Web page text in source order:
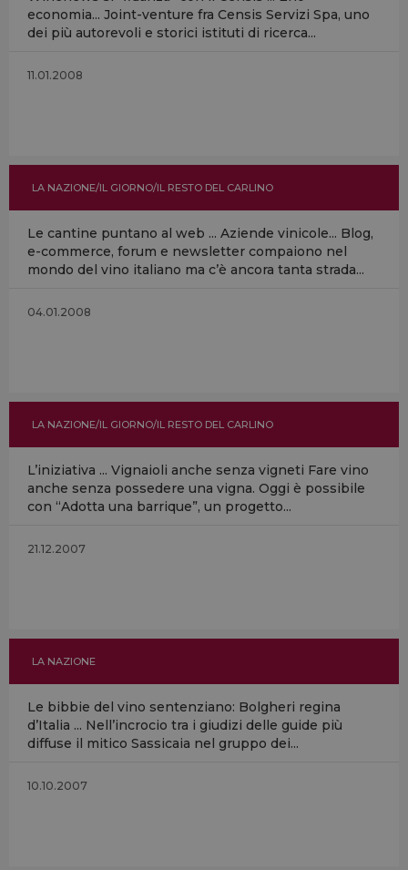
economia... Joint-venture fra Censis Servizi Spa, uno
dei più autorevoli e storici istituti di ricerca...
11.01.2008
LA NAZIONE/IL GIORNO/IL RESTO DEL CARLINO
Le cantine puntano al web ... Aziende vinicole... Blog,
e-commerce, forum e newsletter compaiono nel
mondo del vino italiano ma c’è ancora tanta strada...
04.01.2008
LA NAZIONE/IL GIORNO/IL RESTO DEL CARLINO
L’iniziativa ... Vignaioli anche senza vigneti Fare vino
anche senza possedere una vigna. Oggi è possibile
con “Adotta una barrique”, un progetto...
21.12.2007
LA NAZIONE
Le bibbie del vino sentenziano: Bolgheri regina
d’Italia ... Nell’incrocio tra i giudizi delle guide più
diffuse il mitico Sassicaia nel gruppo dei...
10.10.2007